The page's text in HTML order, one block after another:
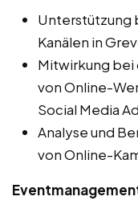
Unterstützung
Kanälen in
Mitwirkung bei
von Online-
Social Media
Analyse und
von Online-